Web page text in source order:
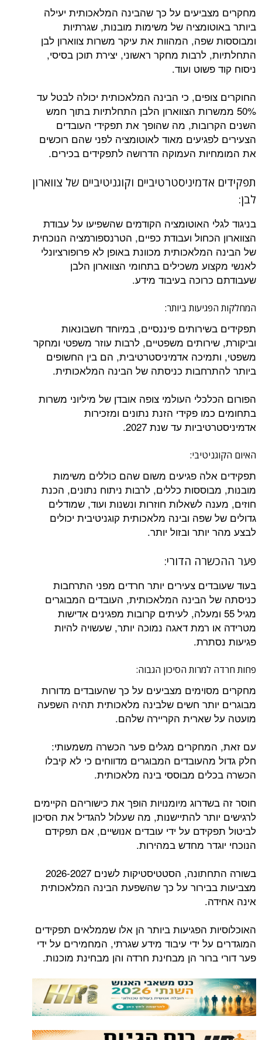
מחקרים מצביעים על כך שהבינה המלאכותית יעילה
ביותר באוטומציה של משימות מובנות, שגרתיות
ומבוססות שפה, המהוות את עיקר משרות צווארון לבן
התחלתיות, לרבות מחקר ראשוני, יצירת תוכן בסיסי,
ניסוח קוד פשוט ועוד.
החוקרים צופים, כי הבינה המלאכותית יכולה לבטל עד
50% ממשרות הצווארון הלבן התחלתיות בתוך חמש
השנים הקרובות, מה שהופך את תפקידי העובדים
הצעירים לפגיעים מאוד לאוטומציה לפני שהם רוכשים
את המומחיות העמוקה הדרושה לתפקידים בכירים.
תפקידים אדמיניסטרטיביים וקוגניטיביים של צווארון
לבן:
בניגוד לגלי האוטומציה הקודמים שהשפיעו על עבודת
הצווארון הכחול ועבודת כפיים, הטרנספורמציה הנוכחית
של הבינה המלאכותית מכוונת באופן לא פרופורציונלי
לאנשי מקצוע משכילים בתחומי הצווארון הלבן
שעבודתם כרוכה בעיבוד מידע.
המחלקות הפגיעות ביותר:
תפקידים בשירותים פיננסיים, במיוחד חשבונאות
וביקורת, שירותים משפטיים, לרבות עוזר משפטי ומחקר
משפטי, ותמיכה אדמיניסטרטיבית, הם בין החשופים
ביותר להתרחבות כניסתה של הבינה המלאכותית.
הפורום הכלכלי העולמי צופה אובדן של מיליוני משרות
בתחומים כמו פקידי הזנת נתונים ומזכירות
אדמיניסטרטיביות עד שנת 2027.
האיום הקוגניטיבי:
תפקידים אלה פגיעים משום שהם כוללים משימות
מובנות, מבוססות כללים, לרבות ניתוח נתונים, הכנת
חוזים, מענה לשאלות חוזרות ונשנות ועוד, שמודלים
גדולים של שפה ובינה מלאכותית קוגניטיבית יכולים
לבצע מהר יותר ובזול יותר.
פער ההכשרה הדורי:
בעוד שעובדים צעירים יותר חרדים מפני התרחבות
כניסתה של הבינה המלאכותית, העובדים המבוגרים
מגיל 55 ומעלה, לעיתים קרובות מפגינים אדישות
מטרידה או רמת דאגה נמוכה יותר, שעשויה להיות
פגיעות נסתרת.
פחות חרדה למרות הסיכון הגבוה:
מחקרים מסוימים מצביעים על כך שהעובדים מדורות
מבוגרים יותר חשים שלבינה מלאכותית תהיה השפעה
מועטה על שארית הקריירה שלהם.
עם זאת, המחקרים מגלים פער הכשרה משמעותי:
חלק גדול מהעובדים המבוגרים מדווחים כי לא קיבלו
הכשרה בכלים מבוססי בינה מלאכותית.
חוסר זה בשדרוג מיומנויות הופך את כישוריהם הקיימים
לרגישים יותר להתיישנות, מה שעלול להגדיל את הסיכון
לביטול תפקידם על ידי עובדים אנושיים, אם תפקידם
הנוכחי יוגדר מחדש במהירות.
בשורה התחתונה, הסטטיסטיקות לשנים 2026-2027
מצביעות בבירור על כך שהשפעת הבינה המלאכותית
אינה אחידה.
האוכלוסיות הפגיעות ביותר הן אלו שממלאים תפקידים
המוגדרים על ידי עיבוד מידע שגרתי, המחמירים על ידי
פער דורי ברור הן מבחינת חרדה והן מבחינת מוכנות.